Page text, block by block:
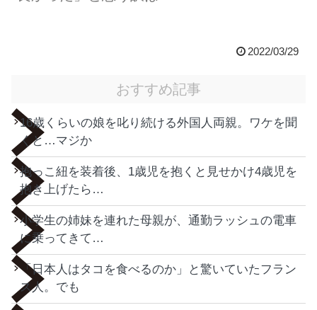
2022/03/29
おすすめ記事
16歳くらいの娘を叱り続ける外国人両親。ワケを聞
くと…マジか
抱っこ紐を装着後、1歳児を抱くと見せかけ4歳児を
抱き上げたら…
小学生の姉妹を連れた母親が、通勤ラッシュの電車
に乗ってきて…
「日本人はタコを食べるのか」と驚いていたフラン
ス人。でも